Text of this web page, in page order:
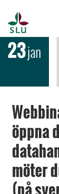
23jan
öppna
möter
(på